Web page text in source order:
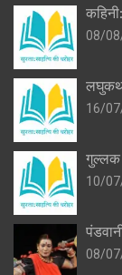
08/
16/
गुल्लक
10/
08/